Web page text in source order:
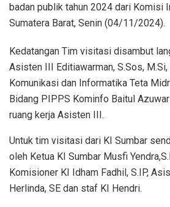
badan publik tahun 2024 dari Komisi
Sumatera Barat, Senin (04/11/2024).
Kedatangan Tim visitasi disambut
Asisten III Editiawarman, S.Sos,
Komunikasi dan Informatika Teta
Bidang PIPPS Kominfo Baitul
ruang kerja Asisten III.
Untuk tim visitasi dari KI Sumbar
oleh Ketua KI Sumbar Musfi
Komisioner KI Idham Fadhil, S.IP,
Herlinda, SE dan staf KI Hendri.